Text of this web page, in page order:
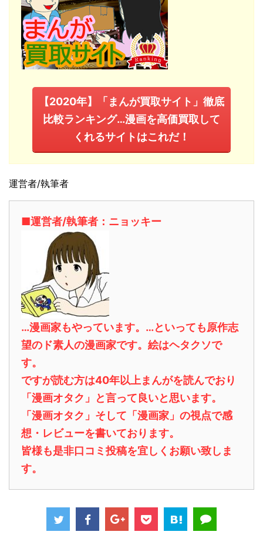
【2020年】「まんが買取サイト」徹底
比較ランキング…漫画を高価買取して
くれるサイトはこれだ！
運営者/執筆者
■運営者/執筆者：ニョッキー
…漫画家もやっています。…といっても原作志
望のド素人の漫画家です。絵はヘタクソで
す。
ですが読む方は40年以上まんがを読んでおり
「漫画オタク」と言って良いと思います。
「漫画オタク」そして「漫画家」の視点で感
想・レビューを書いております。
皆様も是非口コミ投稿を宜しくお願い致しま
す。